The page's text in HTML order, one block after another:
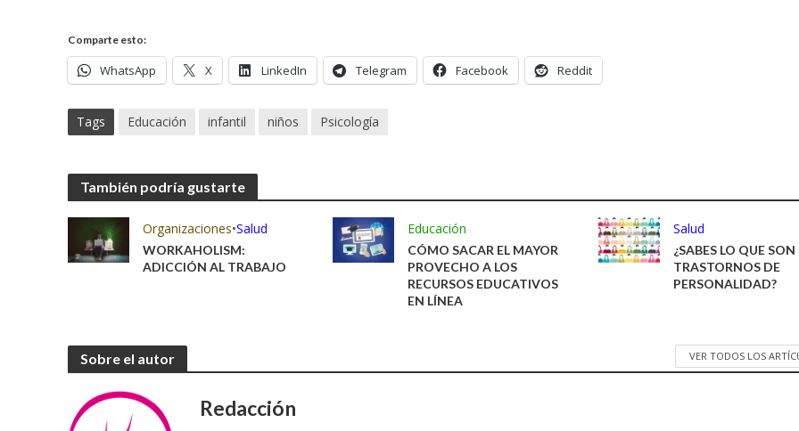
Comparte esto:
WhatsApp X LinkedIn Telegram Facebook Reddit
Tags Educación infantil niños Psicología
También podría gustarte
Organizaciones•Salud
WORKAHOLISM:
ADICCIÓN AL TRABAJO
Educación
CÓMO SACAR EL MAYOR
PROVECHO A LOS
RECURSOS EDUCATIVOS
EN LÍNEA
Salud
¿SABES LO QUE SON
TRASTORNOS DE
PERSONALIDAD?
Sobre el autor VER TODOS LOS
Redacción